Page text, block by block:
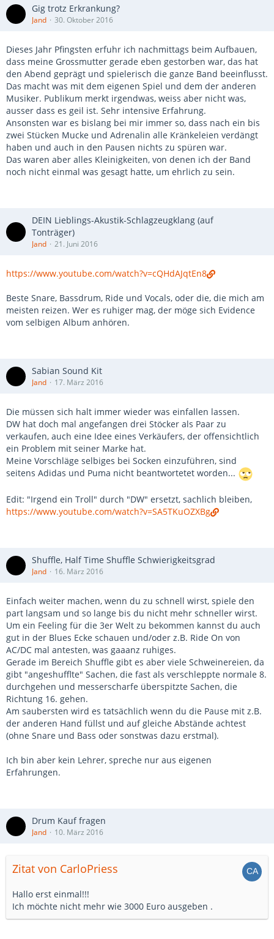
Gig trotz Erkrankung?
Jand 30. Oktober 2016
Dieses Jahr Pfingsten erfuhr ich nachmittags beim Aufbauen,
dass meine Grossmutter gerade eben gestorben war, das hat
den Abend geprägt und spielerisch die ganze Band beeinflusst.
Das macht was mit dem eigenen Spiel und dem der anderen
Musiker. Publikum merkt irgendwas, weiss aber nicht was,
ausser dass es geil ist. Sehr intensive Erfahrung.
Ansonsten war es bislang bei mir immer so, dass nach ein bis
zwei Stücken Mucke und Adrenalin alle Kränkeleien verdängt
haben und auch in den Pausen nichts zu spüren war.
Das waren aber alles Kleinigkeiten, von denen ich der Band
noch nicht einmal was gesagt hatte, um ehrlich zu sein.
DEIN Lieblings-Akustik-Schlagzeugklang (auf
Tonträger)
Jand 21. Juni 2016
https://www.youtube.com/watch?v=cQHdAJqtEn8
Beste Snare, Bassdrum, Ride und Vocals, oder die, die mich am
meisten reizen. Wer es ruhiger mag, der möge sich Evidence
vom selbigen Album anhören.
Sabian Sound Kit
Jand 17. März 2016
Die müssen sich halt immer wieder was einfallen lassen.
DW hat doch mal angefangen drei Stöcker als Paar zu
verkaufen, auch eine Idee eines Verkäufers, der offensichtlich
ein Problem mit seiner Marke hat.
Meine Vorschläge selbiges bei Socken einzuführen, sind
seitens Adidas und Puma nicht beantwortetet worden...
Edit: "Irgend ein Troll" durch "DW" ersetzt, sachlich bleiben,
https://www.youtube.com/watch?v=SA5TKuOZXBg
Shuffle, Half Time Shuffle Schwierigkeitsgrad
Jand 16. März 2016
Einfach weiter machen, wenn du zu schnell wirst, spiele den
part langsam und so lange bis du nicht mehr schneller wirst.
Um ein Feeling für die 3er Welt zu bekommen kannst du auch
gut in der Blues Ecke schauen und/oder z.B. Ride On von
AC/DC mal antesten, was gaaanz ruhiges.
Gerade im Bereich Shuffle gibt es aber viele Schweinereien, da
gibt "angeshufflte" Sachen, die fast als verschleppte normale 8.
durchgehen und messerscharfe überspitzte Sachen, die
Richtung 16. gehen.
Am saubersten wird es tatsächlich wenn du die Pause mit z.B.
der anderen Hand füllst und auf gleiche Abstände achtest
(ohne Snare und Bass oder sonstwas dazu erstmal).
Ich bin aber kein Lehrer, spreche nur aus eigenen
Erfahrungen.
Drum Kauf fragen
Jand 10. März 2016
Zitat von CarloPriess
Hallo erst einmal!!!
Ich möchte nicht mehr wie 3000 Euro ausgeben .